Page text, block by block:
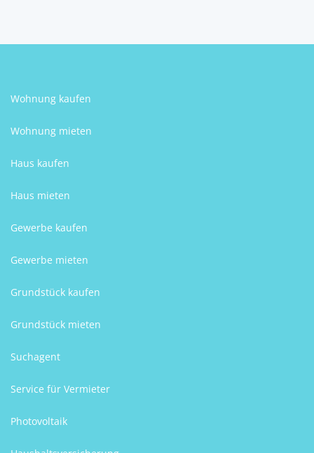
Wohnung kaufen
Wohnung mieten
Haus kaufen
Haus mieten
Gewerbe kaufen
Gewerbe mieten
Grundstück kaufen
Grundstück mieten
Suchagent
Service für Vermieter
Photovoltaik